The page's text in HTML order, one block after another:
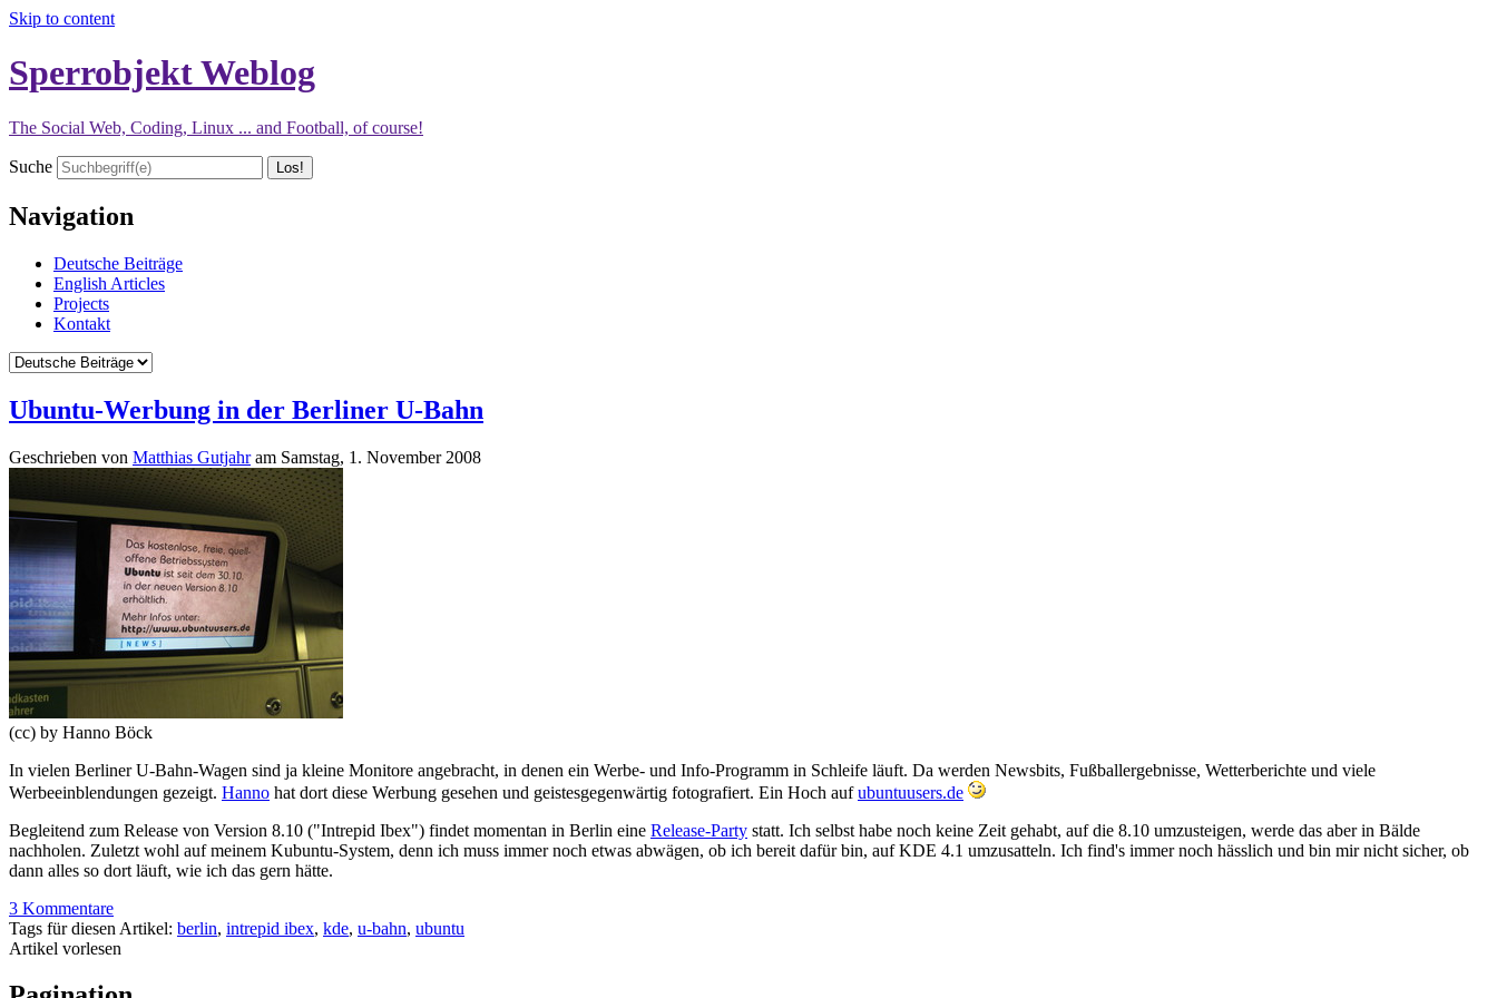
Skip to content
Sperrobjekt Weblog
The Social Web, Coding, Linux ... and Football, of course!
Suche
Navigation
Deutsche Beiträge
English Articles
Projects
Kontakt
Ubuntu-Werbung in der Berliner U-Bahn
Geschrieben von Matthias Gutjahram Samstag, 1. November 2008
(cc) by Hanno Böck
In vielen Berliner U-Bahn-Wagen sind ja kleine Monitore angebracht, in denen ein Werbe- und Info-Programm in Schleife läuft. Da werden Newsbits, Fußballergebnisse, Wetterberichte und viele
Werbeeinblendungen gezeigt. Hanno hat dort diese Werbung gesehen und geistesgegenwärtig fotografiert. Ein Hoch aufubuntuusers.de
Begleitend zum Release von Version 8.10 ("Intrepid Ibex") findet momentan in Berlin eine Release-Party statt. Ich selbst habe noch keine Zeit gehabt, auf die 8.10 umzusteigen, werde das aber in Bälde
nachholen. Zuletzt wohl auf meinem Kubuntu-System, denn ich muss immer noch etwas abwägen, ob ich bereit dafür bin, auf KDE 4.1 umzusatteln. Ich find's immer noch hässlich und bin mir nicht sicher, ob
dann alles so dort läuft, wie ich das gern hätte.
3 Kommentare
Tags für diesen Artikel: berlin, intrepid ibex, kde, u-bahn, ubuntu
Artikel vorlesen